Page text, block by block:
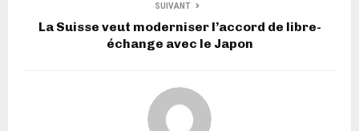
SUIVANT
La Suisse veut moderniser l’accord de libre-
échange avec le Japon